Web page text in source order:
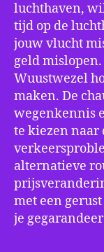
luchthaven,
tijd op de
jouw vlucht
geld
Wuustwezel
maken. De
wegenkennis
te kiezen naar
alternatieve
met een
je